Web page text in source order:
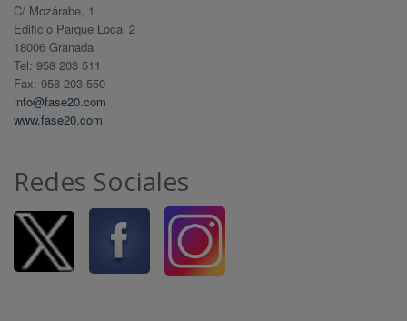
C/ Mozárabe, 1
Edificio Parque Local 2
18006 Granada
Tel: 958 203 511
Fax: 958 203 550
info@fase20.com
www.fase20.com
Redes Sociales